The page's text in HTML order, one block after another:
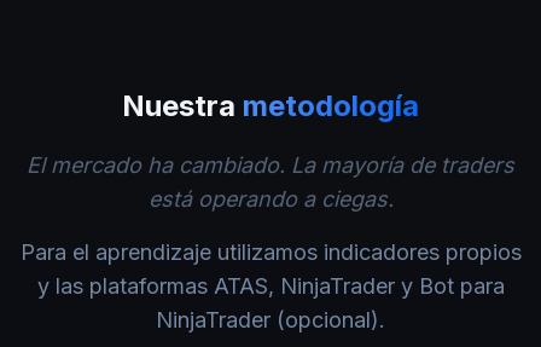
Nuestra metodología
El mercado ha cambiado. La mayoría de traders
está operando a ciegas.
Para el aprendizaje utilizamos indicadores propios
y las plataformas ATAS, NinjaTrader y Bot para
NinjaTrader (opcional).